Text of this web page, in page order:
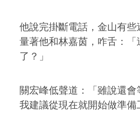
他說完掛斷電話，金山有些
量著他和林嘉茵，咋舌：「
了？」
關宏峰低聲道：「雖說還會
我建議從現在就開始做準備